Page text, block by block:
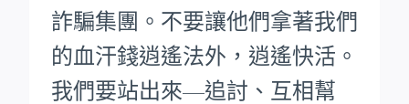
詐騙集團。不要讓他們拿著我們
的血汗錢逍遙法外，逍遙快活。
我們要站出來—追討、互相幫